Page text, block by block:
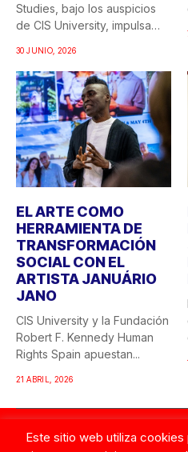
Studies, bajo los auspicios
de CIS University, impulsa
30 JUNIO, 2026
EL ARTE COMO
HERRAMIENTA DE
TRANSFORMACIÓN
SOCIAL CON EL
ARTISTA JANUÁRIO
JANO
CIS University y la Fundación
Robert F. Kennedy Human
Rights Spain apuestan...
21 ABRIL, 2026
© Copyright 2026.
Este sitio web utiliza